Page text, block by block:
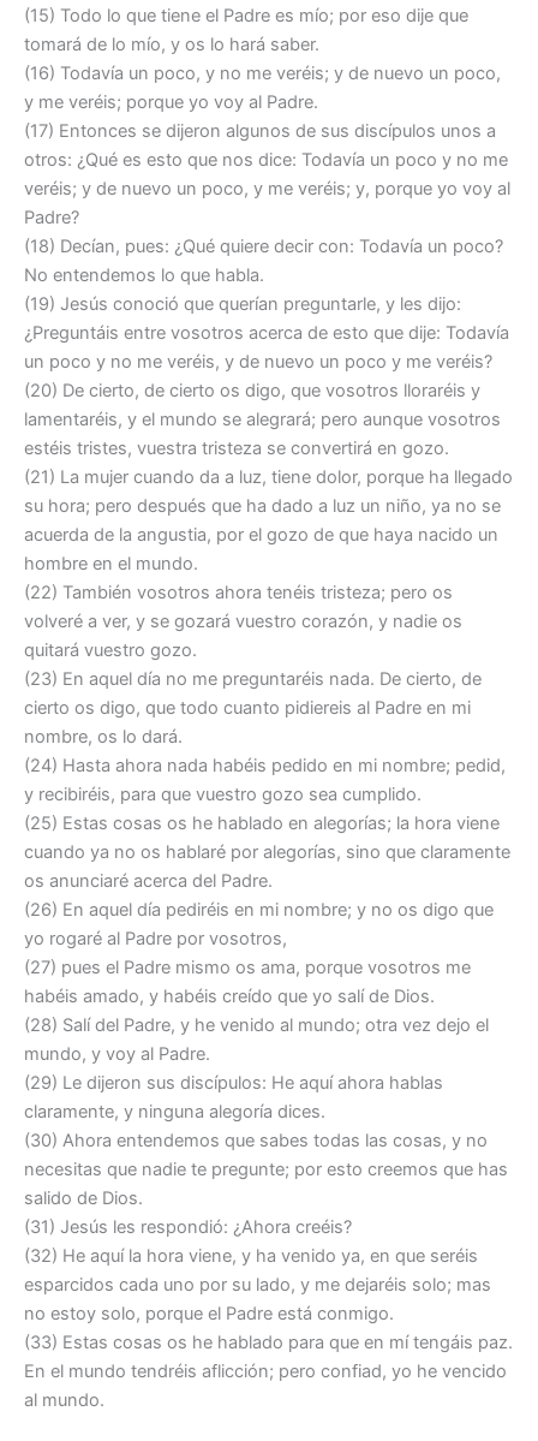
(15) Todo lo que tiene el Padre es mío; por eso dije que
tomará de lo mío, y os lo hará saber.
(16) Todavía un poco, y no me veréis; y de nuevo un poco,
y me veréis; porque yo voy al Padre.
(17) Entonces se dijeron algunos de sus discípulos unos a
otros: ¿Qué es esto que nos dice: Todavía un poco y no me
veréis; y de nuevo un poco, y me veréis; y, porque yo voy al
Padre?
(18) Decían, pues: ¿Qué quiere decir con: Todavía un poco?
No entendemos lo que habla.
(19) Jesús conoció que querían preguntarle, y les dijo:
¿Preguntáis entre vosotros acerca de esto que dije: Todavía
un poco y no me veréis, y de nuevo un poco y me veréis?
(20) De cierto, de cierto os digo, que vosotros lloraréis y
lamentaréis, y el mundo se alegrará; pero aunque vosotros
estéis tristes, vuestra tristeza se convertirá en gozo.
(21) La mujer cuando da a luz, tiene dolor, porque ha llegado
su hora; pero después que ha dado a luz un niño, ya no se
acuerda de la angustia, por el gozo de que haya nacido un
hombre en el mundo.
(22) También vosotros ahora tenéis tristeza; pero os
volveré a ver, y se gozará vuestro corazón, y nadie os
quitará vuestro gozo.
(23) En aquel día no me preguntaréis nada. De cierto, de
cierto os digo, que todo cuanto pidiereis al Padre en mi
nombre, os lo dará.
(24) Hasta ahora nada habéis pedido en mi nombre; pedid,
y recibiréis, para que vuestro gozo sea cumplido.
(25) Estas cosas os he hablado en alegorías; la hora viene
cuando ya no os hablaré por alegorías, sino que claramente
os anunciaré acerca del Padre.
(26) En aquel día pediréis en mi nombre; y no os digo que
yo rogaré al Padre por vosotros,
(27) pues el Padre mismo os ama, porque vosotros me
habéis amado, y habéis creído que yo salí de Dios.
(28) Salí del Padre, y he venido al mundo; otra vez dejo el
mundo, y voy al Padre.
(29) Le dijeron sus discípulos: He aquí ahora hablas
claramente, y ninguna alegoría dices.
(30) Ahora entendemos que sabes todas las cosas, y no
necesitas que nadie te pregunte; por esto creemos que has
salido de Dios.
(31) Jesús les respondió: ¿Ahora creéis?
(32) He aquí la hora viene, y ha venido ya, en que seréis
esparcidos cada uno por su lado, y me dejaréis solo; mas
no estoy solo, porque el Padre está conmigo.
(33) Estas cosas os he hablado para que en mí tengáis paz.
En el mundo tendréis aflicción; pero confiad, yo he vencido
al mundo.